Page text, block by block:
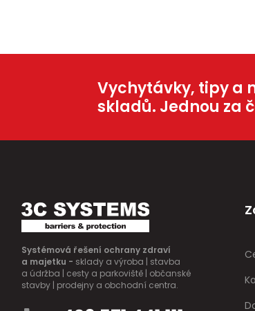
Vychytávky, tipy a
skladů. Jednou za
Systémová řešení ochrany zdraví
a majetku - sklady a výroba | stavba
a údržba | cesty a parkoviště | občanské
stavby | prodejny a obchodní centra.